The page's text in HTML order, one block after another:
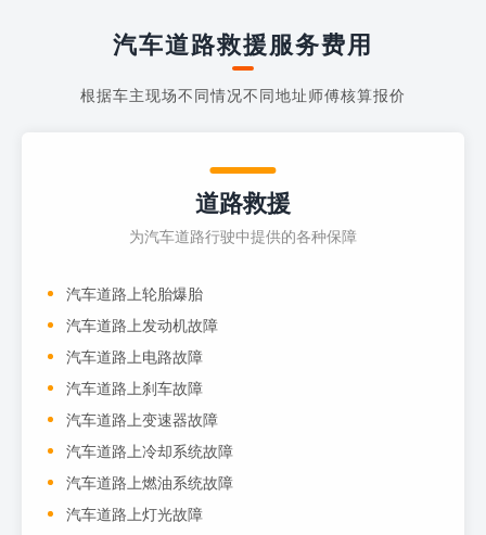
汽车道路救援服务费用
根据车主现场不同情况不同地址师傅核算报价
道路救援
为汽车道路行驶中提供的各种保障
汽车道路上轮胎爆胎
汽车道路上发动机故障
汽车道路上电路故障
汽车道路上刹车故障
汽车道路上变速器故障
汽车道路上冷却系统故障
汽车道路上燃油系统故障
汽车道路上灯光故障